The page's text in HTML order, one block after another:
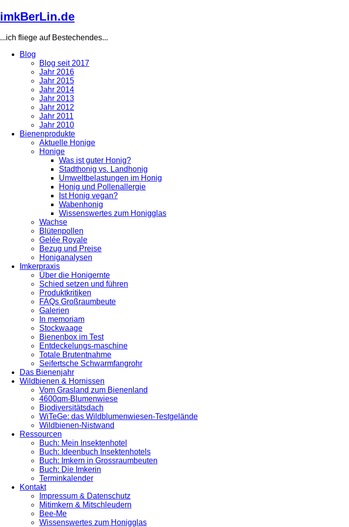
Direkt
zum
imkBerLin.de
...ich fliege auf Bestechendes...
navigation
Blog
Blog seit 2017
Jahr 2016
Jahr 2015
Jahr 2014
Jahr 2013
Jahr 2012
Jahr 2011
Jahr 2010
Bienenprodukte
Aktuelle Honige
Honige
Was ist guter Honig?
Stadthonig vs. Landhonig
Umweltbelastungen im Honig
Honig und Pollenallergie
Ist Honig vegan?
Wabenhonig
Wissenswertes zum Honigglas
Wachse
Blütenpollen
Gelée Royale
Bezug und Preise
Honiganalysen
Imkerpraxis
Über die Honigernte
Schied setzen und führen
Produktkritiken
FAQs Großraumbeute
Galerien
In memoriam
Stockwaage
Bienenbox im Test
Entdeckelungs-maschine
Totale Brutentnahme
Seifertsche Schwarmfangrohr
Das Bienenjahr
Wildbienen & Hornissen
Vom Grasland zum Bienenland
4600qm-Blumenwiese
Biodiversitätsdach
WiTeGe: das Wildblumenwiesen-Testgelände
Wildbienen-Nistwand
Ressourcen
Buch: Mein Insektenhotel
Buch: Ideenbuch Insektenhotels
Buch: Imkern in Grossraumbeuten
Buch: Die Imkerin
Terminkalender
Kontakt
Impressum & Datenschutz
Mitimkern & Mitschleudern
Bee-Me
Wissenswertes zum Honigglas